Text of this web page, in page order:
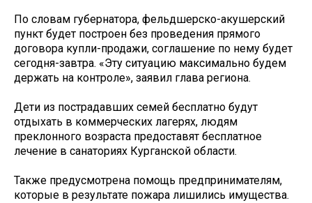
По словам губернатора, фельдшерско-акушерский
пункт будет построен без проведения прямого
договора купли-продажи, соглашение по нему будет
сегодня-завтра. «Эту ситуацию максимально будем
держать на контроле», заявил глава региона.
Дети из пострадавших семей бесплатно будут
отдыхать в коммерческих лагерях, людям
преклонного возраста предоставят бесплатное
лечение в санаториях Курганской области.
Также предусмотрена помощь предпринимателям,
которые в результате пожара лишились имущества.